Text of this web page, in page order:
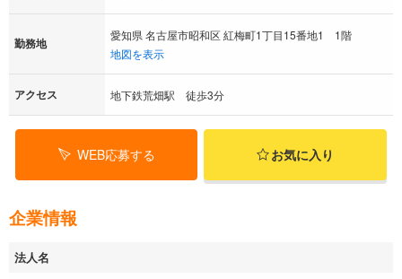
勤務地
愛知県 名古屋市昭和区 紅梅町1丁目15番地1 1階
地図を表示
アクセス 地下鉄荒畑駅 徒歩3分
WEB応募する お気に入り
企業情報
法人名